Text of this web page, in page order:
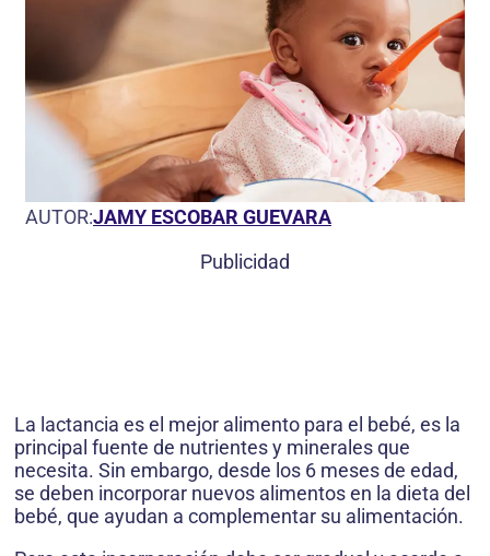
AUTOR:JAMY ESCOBAR GUEVARA
Publicidad
La lactancia es el mejor alimento para el bebé, es la
principal fuente de nutrientes y minerales que
necesita. Sin embargo, desde los 6 meses de edad,
se deben incorporar nuevos alimentos en la dieta del
bebé, que ayudan a complementar su alimentación.